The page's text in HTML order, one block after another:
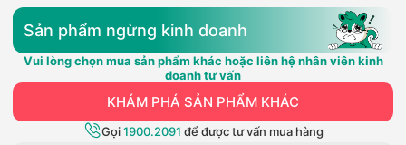
Sản phẩm ngừng kinh doanh
Vui lòng chọn mua sản phẩm khác hoặc liên hệ nhân viên kinh
doanh tư vấn
KHÁM PHÁ SẢN PHẨM KHÁC
Gọi1900.2091 để được tư vấn mua hàng